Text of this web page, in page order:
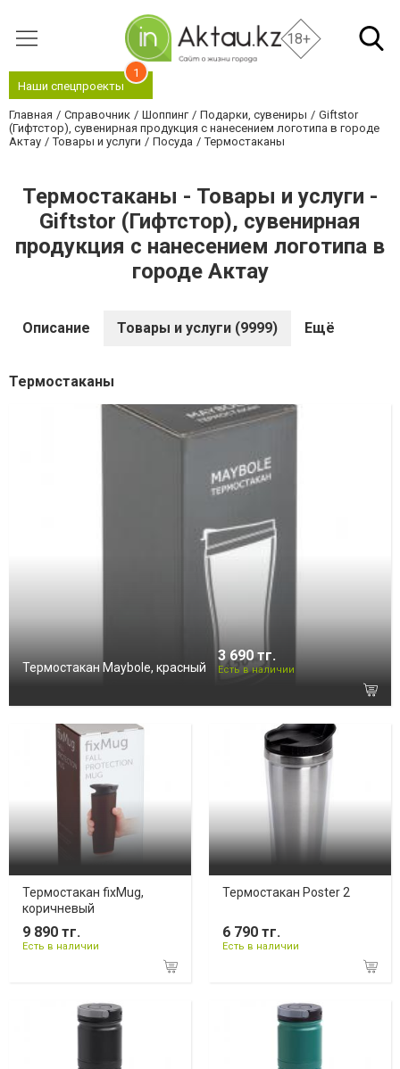
18+
Наши спецпроекты
1
Главная Справочник Шоппинг Подарки, сувениры
Giftstor
(Гифтстор), сувенирная продукция с нанесением логотипа в городе
Актау
Товары и услуги Посуда Термостаканы
Термостаканы - Товары и услуги -
Giftstor (Гифтстор), сувенирная
продукция с нанесением логотипа в
городе Актау
Описание Товары и услуги (9999) Ещё
Термостаканы
Термостакан Maybole, красный
3 690 тг.
Есть в наличии
Термостакан fixMug,
коричневый
9 890 тг.
Есть в наличии
Термостакан Poster 2
6 790 тг.
Есть в наличии